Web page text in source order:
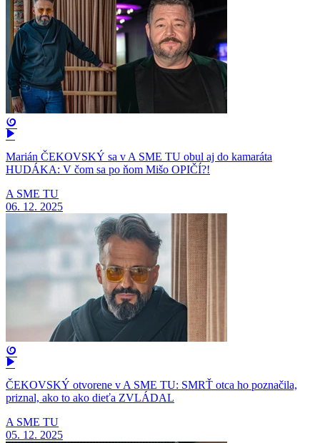
Marián ČEKOVSKÝ sa v A SME TU obul aj do kamaráta
HUDÁKA: V čom sa po ňom Mišo OPIČÍ?!
A SME TU
06. 12. 2025
ČEKOVSKÝ otvorene v A SME TU: SMRŤ otca ho poznačila,
priznal, ako to ako dieťa ZVLÁDAL
A SME TU
05. 12. 2025